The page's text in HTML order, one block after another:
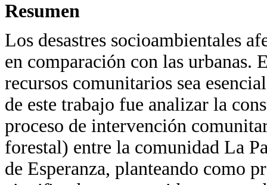
Resumen
Los desastres socioambientales
en comparación con las urbanas.
recursos comunitarios sea
de este trabajo fue analizar la
proceso de intervención
forestal) entre la comunidad La
de Esperanza, planteando como